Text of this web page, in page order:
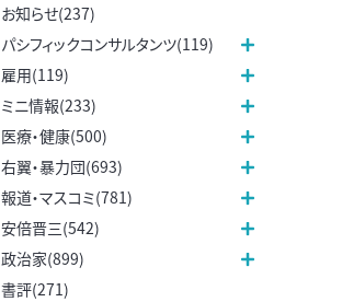
お知らせ(237)
パシフィックコンサルタンツ(119)
雇用(119)
ミニ情報(233)
医療・健康(500)
右翼・暴力団(693)
報道・マスコミ(781)
安倍晋三(542)
政治家(899)
書評(271)